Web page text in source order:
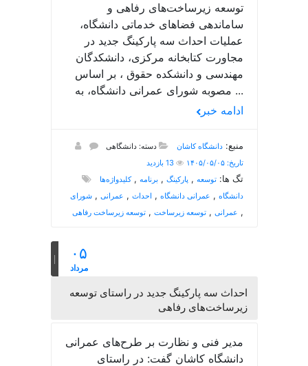
توسعه زیرساخت‌های رفاهی و
ساماندهی فضاهای خدماتی دانشگاه،
عملیات احداث سه پارکینگ جدید در
مجاورت کتابخانه مرکزی، دانشکدگان
مهندسی و دانشکده حقوق ، بر اساس
مصوبه شورای عمرانی دانشگاه، به ...
ادامه خبر
منبع:دانشگاه کاشان
دسته: دانشگاهی
تاریخ: ۱۴۰۵/۰۵/۰۵
13 بازدید
تگ ها:توسعه , پارکینگ , برنامه ,کلیدواژه‌ها
دانشگاه , عمرانی دانشگاه , احداث , عمرانی ,شورای
عمرانی ,توسعه زیرساخت ,توسعه زیرساخت رفاهی ,
۰۵
مرداد
احداث سه پارکینگ جدید در راستای توسعه
زیرساخت‌های رفاهی
مدیر فنی و نظارت بر طرح‌های عمرانی
دانشگاه کاشان گفت: در راستای